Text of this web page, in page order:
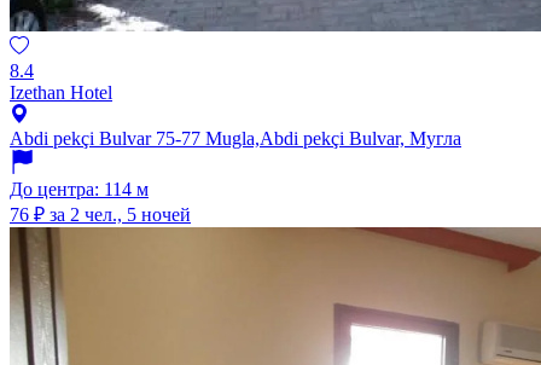
8.4
Izethan Hotel
Abdi pekçi Bulvar 75-77 Mugla,Abdi pekçi Bulvar, Мугла
До центра: 114 м
76 ₽ за 2 чел., 5 ночей